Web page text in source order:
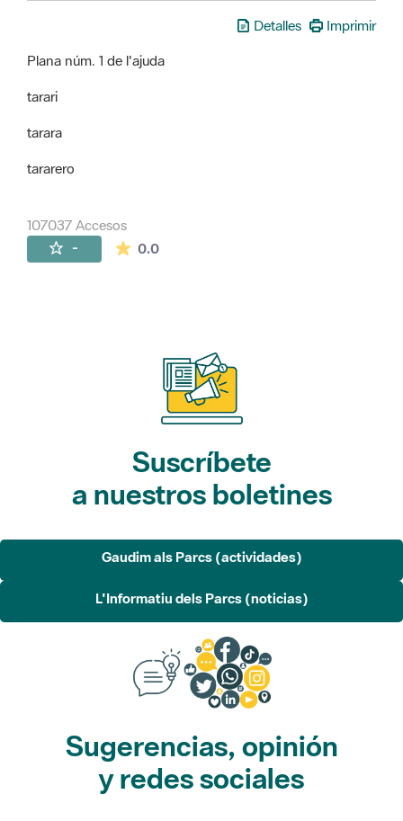
Detalles
Imprimir
Plana núm. 1 de l'ajuda
tarari
tarara
tararero
107037 Accesos
- 0.0La valoración media es de 0 estrellas de
Suscríbete
a nuestros boletines
Gaudim als Parcs (actividades)
L'Informatiu dels Parcs (noticias)
Sugerencias, opinión
y redes sociales